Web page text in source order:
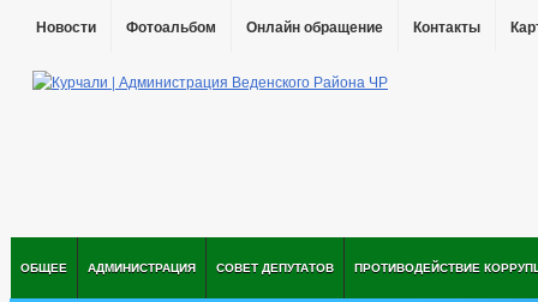
Новости Фотоальбом Онлайн обращение Контакты
ОБЩЕЕ АДМИНИСТРАЦИЯ СОВЕТ ДЕПУТАТОВ ПРОТИВОДЕЙСТВИЕ